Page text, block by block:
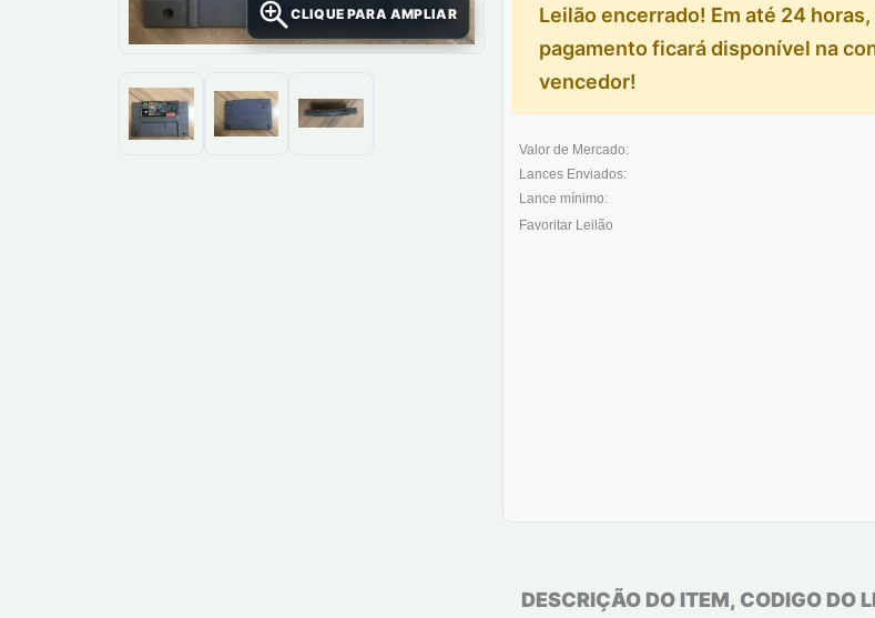
CLIQUE PARA AMPLIAR
Leilão encerrado! Em até 24 horas,
pagamento ficará disponível na
vencedor!
Valor de Mercado:
Lances Enviados:
Lance mínimo:
Favoritar Leilão
DESCRIÇÃO DO ITEM, CODIGO DO